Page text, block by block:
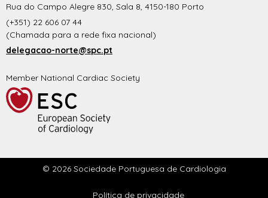
Rua do Campo Alegre 830, Sala 8, 4150-180 Porto
(+351) 22 606 07 44
(Chamada para a rede fixa nacional)
delegacao-norte@spc.pt
Member National Cardiac Society
© 2026 Sociedade Portuguesa de Cardiologia
Política de privacidade